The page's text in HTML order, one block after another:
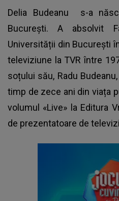
Delia Budeanu
s-a
București. A absolvit
Universității din București
televiziune la TVR între
soțului său, Radu
timp de zece ani din viața
volumul «Live» la Editura
de prezentatoare de